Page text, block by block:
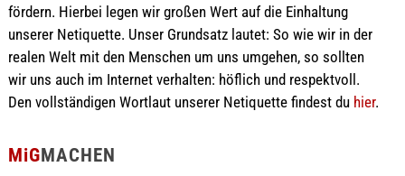
fördern. Hierbei legen wir großen Wert auf die Einhaltung
unserer Netiquette. Unser Grundsatz lautet: So wie wir in der
realen Welt mit den Menschen um uns umgehen, so sollten
wir uns auch im Internet verhalten: höflich und respektvoll.
Den vollständigen Wortlaut unserer Netiquette findest du hier.
MiGMACHEN